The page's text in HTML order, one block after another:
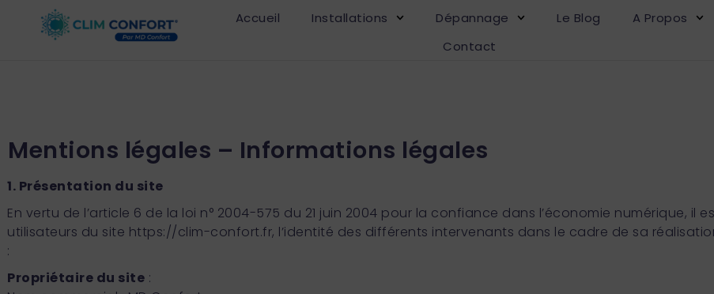
Accueil Installations Dépannage Le Blog
A Propos
Contact
Mentions légales – Informations légales
1. Présentation du site
En vertu de l’article 6 de la loi n° 2004-575 du 21 juin 2004 pour la confiance dans l’économie numérique, il
utilisateurs du site https://clim-confort.fr, l’identité des différents intervenants dans le cadre de sa
:
Propriétaire du site :